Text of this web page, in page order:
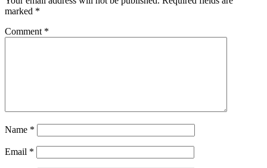
marked *
Comment *
Name *
Email *